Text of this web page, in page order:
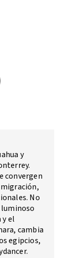
y
convergen
No
el
cambia
egipcios,